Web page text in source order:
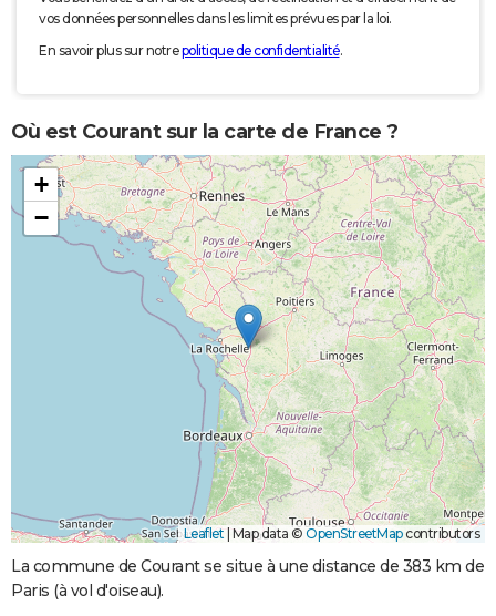
vos données personnelles dans les limites prévues par la loi.
En savoir plus sur notrepolitique de confidentialité.
Où est Courant sur la carte de France ?
+
−
Leaflet Map data © OpenStreetMapcontributors
La commune de Courant se situe à une distance de 383 km de
Paris (à vol d'oiseau).